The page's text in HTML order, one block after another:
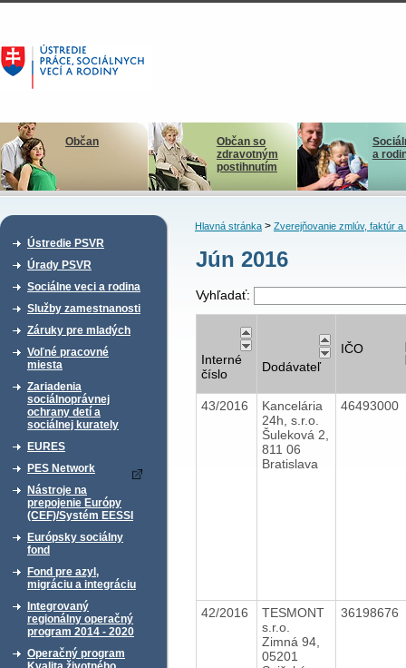
Občan
Občan so
zdravotným
postihnutím
a
Ústredie PSVR
Úrady PSVR
Sociálne veci a rodina
Služby zamestnanosti
Záruky pre mladých
Voľné pracovné
miesta
Zariadenia
sociálnoprávnej
ochrany detí a
sociálnej kurately
EURES
PES Network
Nástroje na
prepojenie Európy
(CEF)/Systém EESSI
Európsky sociálny
fond
Fond pre azyl,
migráciu a integráciu
Integrovaný
regionálny operačný
program 2014 - 2020
Operačný program
Hlavná stránka> Zverejňovanie zmlúv, faktúr a
Jún 2016
Vyhľadať:
Interné
číslo
Dodávateľ
IČO
43/2016
Kancelária
24h, s.r.o.
Šuleková 2,
811 06
Bratislava
46493000
42/2016
TESMONT
s.r.o.
Zimná 94,
05201
36198676